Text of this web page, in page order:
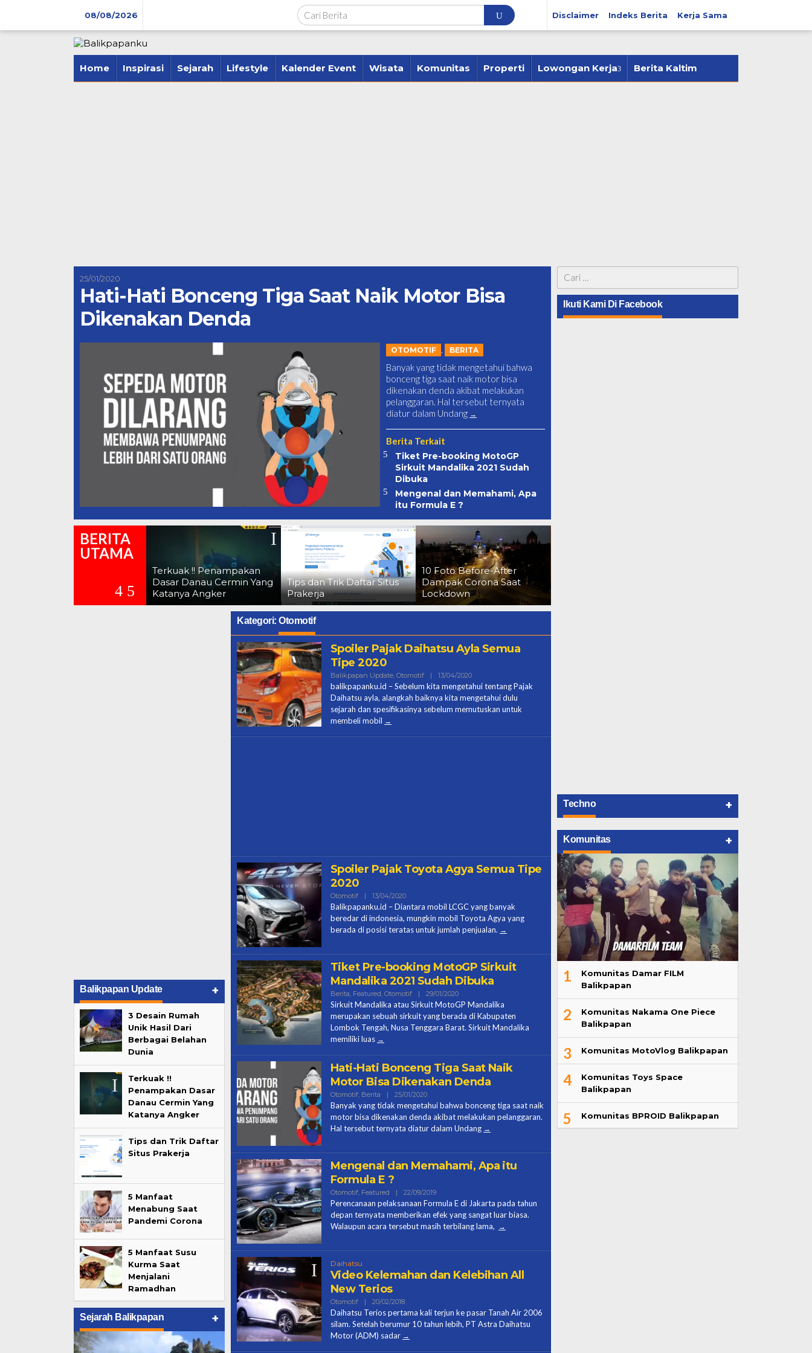
konten
08/08/2026 Disclaimer Indeks Berita Kerja Sama
Home Inspirasi Sejarah Lifestyle Kalender Event Wisata Komunitas Properti Lowongan Kerja Berita Kaltim
25/01/2020
Hati-Hati Bonceng Tiga Saat Naik Motor Bisa
Dikenakan Denda
OTOMOTIF BERITA
Banyak yang tidak mengetahui bahwa
bonceng tiga saat naik motor bisa
dikenakan denda akibat melakukan
pelanggaran. Hal tersebut ternyata
diatur dalam Undang
Berita Terkait
Tiket Pre-booking MotoGP
Sirkuit Mandalika 2021 Sudah
Dibuka
Mengenal dan Memahami, Apa
itu Formula E ?
BERITA
UTAMA
Terkuak !! Penampakan
Dasar Danau Cermin Yang
Katanya Angker
Tips dan Trik Daftar Situs
Prakerja
10 Foto Before-After
Dampak Corona Saat
Lockdown
Balikpapan Update +
3 Desain Rumah
Unik Hasil Dari
Berbagai Belahan
Dunia
Terkuak !!
Penampakan Dasar
Danau Cermin Yang
Katanya Angker
Tips dan Trik Daftar
Situs Prakerja
5 Manfaat
Menabung Saat
Pandemi Corona
5 Manfaat Susu
Kurma Saat
Menjalani
Ramadhan
Sejarah Balikpapan +
Kategori:Otomotif
Spoiler Pajak Daihatsu Ayla Semua
Tipe 2020
Balikpapan Update, Otomotif | 13/04/2020Oleh
Contributor
Balikpapanku
balikpapanku.id – Sebelum kita mengetahui tentang Pajak
Daihatsu ayla, alangkah baiknya kita mengetahui dulu
sejarah dan spesifikasinya sebelum memutuskan untuk
membeli mobil
Spoiler Pajak Toyota Agya Semua Tipe
2020
Otomotif | 13/04/2020Oleh
Contributor
Balikpapanku
Balikpapanku.id – Diantara mobil LCGC yang banyak
beredar di indonesia, mungkin mobil Toyota Agya yang
berada di posisi teratas untuk jumlah penjualan.
Tiket Pre-booking MotoGP Sirkuit
Mandalika 2021 Sudah Dibuka
Berita, Featured, Otomotif | 29/01/2020Oleh
Halo
Ces
Sirkuit Mandalika atau Sirkuit MotoGP Mandalika
merupakan sebuah sirkuit yang berada di Kabupaten
Lombok Tengah, Nusa Tenggara Barat. Sirkuit Mandalika
memiliki luas
Hati-Hati Bonceng Tiga Saat Naik
Motor Bisa Dikenakan Denda
Otomotif, Berita | 25/01/2020Oleh
Halo
Ces
Banyak yang tidak mengetahui bahwa bonceng tiga saat naik
motor bisa dikenakan denda akibat melakukan pelanggaran.
Hal tersebut ternyata diatur dalam Undang
Mengenal dan Memahami, Apa itu
Formula E ?
Otomotif, Featured | 22/09/2019Oleh
Halo
Ces
Perencanaan pelaksanaan Formula E di Jakarta pada tahun
depan ternyata memberikan efek yang sangat luar biasa.
Walaupun acara tersebut masih terbilang lama,
Daihatsu
Video Kelemahan dan Kelebihan All
New Terios
Otomotif | 20/02/2018Oleh
Ces
Daihatsu Terios pertama kali terjun ke pasar Tanah Air 2006
silam. Setelah berumur 10 tahun lebih, PT Astra Daihatsu
Motor (ADM) sadar
Cari
untuk:
Ikuti Kami Di Facebook
Techno +
Komunitas +
1
Komunitas Damar FILM
Balikpapan
2
Komunitas Nakama One Piece
Balikpapan
3 Komunitas MotoVlog Balikpapan
4
Komunitas Toys Space
Balikpapan
5 Komunitas BPROID Balikpapan